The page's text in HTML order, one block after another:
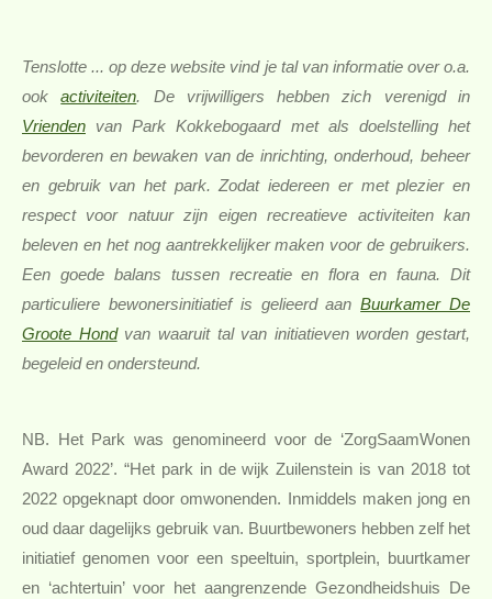
Tenslotte ... op deze website vind je tal van informatie over o.a.
ookactiviteiten. De vrijwilligers hebben zich verenigd in
Vrienden van Park Kokkebogaard met als doelstelling het
bevorderen en bewaken van de inrichting, onderhoud, beheer
en gebruik van het park. Zodat iedereen er met plezier en
respect voor natuur zijn eigen recreatieve activiteiten kan
beleven en het nog aantrekkelijker maken voor de gebruikers.
Een goede balans tussen recreatie en flora en fauna. Dit
particuliere bewonersinitiatief is gelieerd aanBuurkamer De
Groote Hondvan waaruit tal van initiatieven worden gestart,
begeleid en ondersteund.
NB. Het Park was genomineerd voor de ‘ZorgSaamWonen
Award 2022’. “Het park in de wijk Zuilenstein is van 2018 tot
2022 opgeknapt door omwonenden. Inmiddels maken jong en
oud daar dagelijks gebruik van. Buurtbewoners hebben zelf het
initiatief genomen voor een speeltuin, sportplein, buurtkamer
en ‘achtertuin’ voor het aangrenzende Gezondheidshuis De